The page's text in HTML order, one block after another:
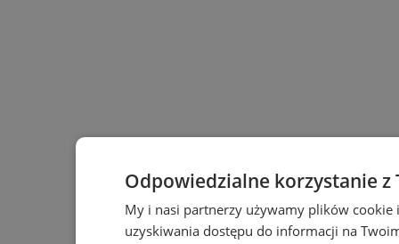
Odpowiedzialne korzystanie z
My i nasi partnerzy używamy plików
uzyskiwania dostępu do informacji na